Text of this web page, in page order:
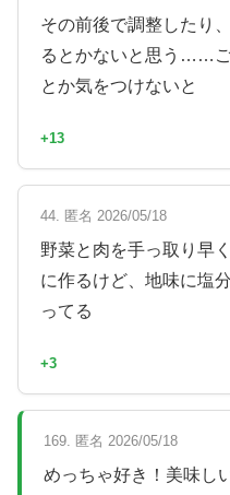
その前後で調整したり
るとかないと思う……
とか気をつけないと
+13
44. 匿名 2026/05/18
野菜と肉を手っ取り早
に作るけど、地味に塩
ってる
+3
169. 匿名 2026/05/18
めっちゃ好き！美味し